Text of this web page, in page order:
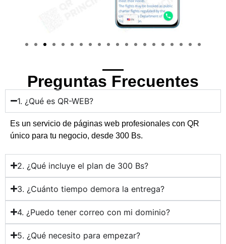
Preguntas Frecuentes
1. ¿Qué es QR-WEB?
Es un servicio de páginas web profesionales con QR
único para tu negocio, desde 300 Bs.
2. ¿Qué incluye el plan de 300 Bs?
3. ¿Cuánto tiempo demora la entrega?
4. ¿Puedo tener correo con mi dominio?
5. ¿Qué necesito para empezar?